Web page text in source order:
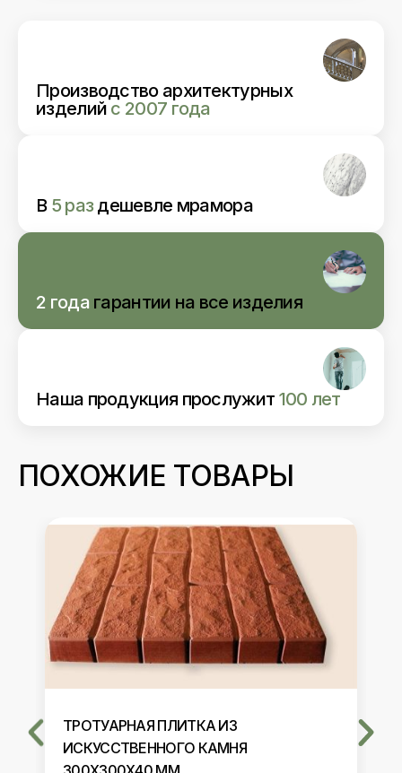
Производство архитектурных
изделий с 2007 года
В 5 раз дешевле мрамора
2 годагарантии на все изделия
Наша продукция прослужит 100 лет
ПОХОЖИЕ ТОВАРЫ
ПЛИТКА ИЗ
КАМНЯ
КРУГЛАЯ
«ШАГРЕНЬ» D